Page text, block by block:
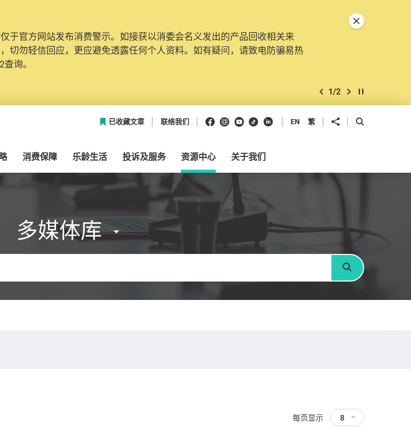
于官方网站发布消费警示。如接获以消委会名义发出的产品回收相关来
切勿轻信回应，更应避免透露任何个人资料。如有疑问，请致电防骗易热
询。
会的投诉处理系统已经进行升级及推出新功能。由2025年11月10日起，
括姓名、电邮及电话）注册帐户，才可提交投诉、查询及建议。所有提交
后作出跟进。
上一个
2/2 下一个开始/暂停幻灯
关闭特別通告
已收藏文章 联络我们 Facebook
Instagram
Youtube
抖音领英 EN 繁 分享到 开启搜寻框
消费保障 乐龄生活 投诉及服务 资源中心 关于我们
多媒体库
搜寻
每页显示 8